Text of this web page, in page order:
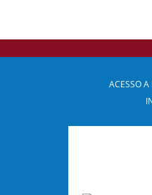
ACESSO